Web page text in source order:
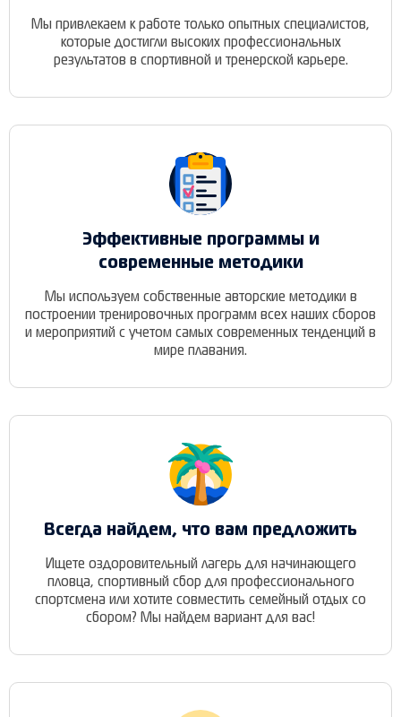
Мы привлекаем к работе только опытных специалистов,
которые достигли высоких профессиональных
результатов в спортивной и тренерской карьере.
Эффективные программы и
современные методики
Мы используем собственные авторские методики в
построении тренировочных программ всех наших сборов
и мероприятий с учетом самых современных тенденций в
мире плавания.
Всегда найдем, что вам предложить
Ищете оздоровительный лагерь для начинающего
пловца, спортивный сбор для профессионального
спортсмена или хотите совместить семейный отдых со
сбором? Мы найдем вариант для вас!